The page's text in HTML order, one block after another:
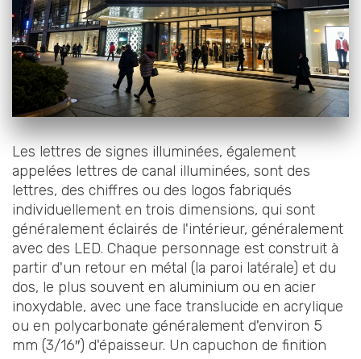
Les lettres de signes illuminées, également
appelées lettres de canal illuminées, sont des
lettres, des chiffres ou des logos fabriqués
individuellement en trois dimensions, qui sont
généralement éclairés de l'intérieur, généralement
avec des LED. Chaque personnage est construit à
partir d'un retour en métal (la paroi latérale) et du
dos, le plus souvent en aluminium ou en acier
inoxydable, avec une face translucide en acrylique
ou en polycarbonate généralement d'environ 5
mm (3/16″) d'épaisseur. Un capuchon de finition